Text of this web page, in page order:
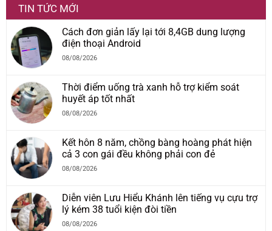
TIN TỨC MỚI
Cách đơn giản lấy lại tới 8,4GB dung lượng
điện thoại Android
08/08/2026
Thời điểm uống trà xanh hỗ trợ kiểm soát
huyết áp tốt nhất
08/08/2026
Kết hôn 8 năm, chồng bàng hoàng phát hiện
cả 3 con gái đều không phải con đẻ
08/08/2026
Diễn viên Lưu Hiểu Khánh lên tiếng vụ cựu trợ
lý kém 38 tuổi kiện đòi tiền
08/08/2026